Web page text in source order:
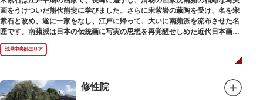
画をうけついだ熊代熊斐に学びました。さらに宋紫岩の薫陶を受け、名を宋
紫石と改め、遂に一家をなし、江戸に帰って、大いに南蘋派を流布させた名
匠です。南蘋派は日本の伝統画に写実の思想を再覚醒せしめた近代日本画壇
の源流です。お墓は徳本寺（とくほんじ）境内にあります。
浅草中央部エリア
修性院